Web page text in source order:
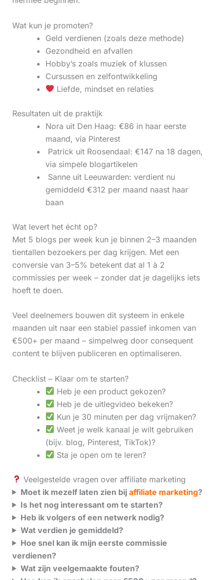
Wat kun je promoten?
Geld verdienen (zoals deze methode)
Gezondheid en afvallen
Hobby’s zoals muziek of klussen
Cursussen en zelfontwikkeling
Liefde, mindset en relaties
Resultaten uit de praktijk
Nora uit Den Haag: €86 in haar eerste
maand, via Pinterest
‍ Patrick uit Roosendaal: €147 na 18 dagen,
via simpele blogartikelen
‍ Sanne uit Leeuwarden: verdient nu
gemiddeld €312 per maand naast haar
baan
Wat levert het écht op?
Met 5 blogs per week kun je binnen 2–3 maanden
tientallen bezoekers per dag krijgen. Met een
conversie van 3–5% betekent dat al 1 à 2
commissies per week – zonder dat je dagelijks iets
hoeft te doen.
Veel deelnemers bouwen dit systeem in enkele
maanden uit naar een stabiel passief inkomen van
€500+ per maand – simpelweg door consequent
content te blijven publiceren en optimaliseren.
Checklist – Klaar om te starten?
Heb je een product gekozen?
Heb je de uitlegvideo bekeken?
Kun je 30 minuten per dag vrijmaken?
Weet je welk kanaal je wilt gebruiken
(bijv. blog, Pinterest, TikTok)?
Sta je open om te leren?
Veelgestelde vragen over affiliate marketing
Moet ik mezelf laten zien bij affiliate marketing?
Is het nog interessant om te starten?
Heb ik volgers of een netwerk nodig?
Wat verdien je gemiddeld?
Hoe snel kan ik mijn eerste commissie
verdienen?
Wat zijn veelgemaakte fouten?